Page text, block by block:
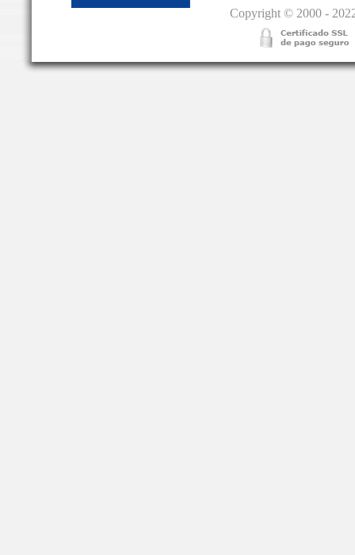
Copyright © 2000 -